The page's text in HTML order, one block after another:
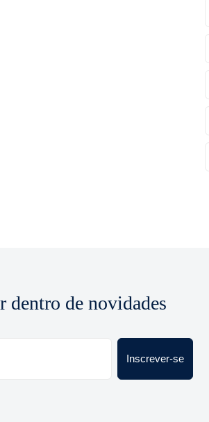
dentro de novidades
Inscrever-se